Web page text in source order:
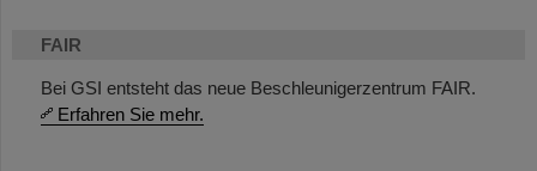
FAIR
Bei GSI entsteht das neue Beschleunigerzentrum FAIR.
Erfahren Sie mehr.